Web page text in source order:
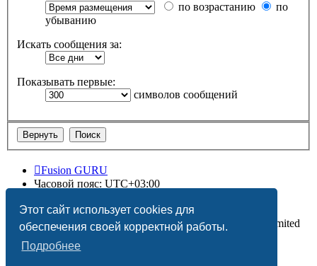
Этот сайт использует cookies для
обеспечения своей корректной работы.
Подробнее
по возрастанию
по
убыванию
Искать сообщения за:
Показывать первые:
символов сообщений
Fusion GURU
Часовой пояс: UTC+03:00
Создано на основеphpBB® Forum Software © phpBB Limited